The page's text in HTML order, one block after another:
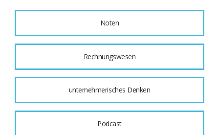
Noten
Rechnungswesen
unternehmerisches Denken
Podcast